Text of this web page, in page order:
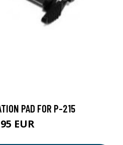
PAD FOR P-215
EUR